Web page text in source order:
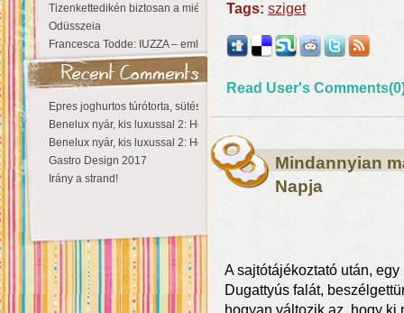
Tizenkettedikén biztosan a miénk a Sziget!
Odüsszeia
Francesca Todde: IUZZA – emlékezet, táj és irodalom találkozása a Mai
Epres joghurtos túrótorta, sütés nélkül
Benelux nyár, kis luxussal 2: Hollandia
Benelux nyár, kis luxussal 2: Hollandia
Gastro Design 2017
Irány a strand!
Tags: sziget
Read User's
Mindannyian
Napja
A sajtótájékoztató után,
Dugattyús falát,
hogyan változik az, hogy